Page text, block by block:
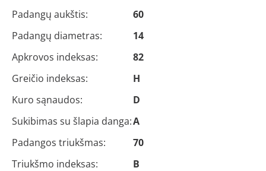
Padangų aukštis:
60
Padangų diametras:
14
Apkrovos indeksas:
82
Greičio indeksas:
H
Kuro sąnaudos:
D
Sukibimas su šlapia danga:A
Padangos triukšmas:
70
Triukšmo indeksas:
B